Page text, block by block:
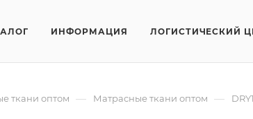
ИНФОРМАЦИЯ ЛОГИСТИЧЕСКИЙ
ткани оптом — Матрасные ткани оптом —